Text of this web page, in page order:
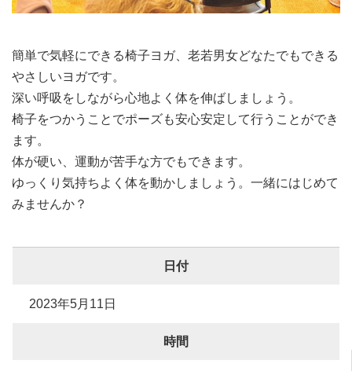
簡単で気軽にできる椅子ヨガ、老若男女どなたでもできる
やさしいヨガです。
深い呼吸をしながら心地よく体を伸ばしましょう。
椅子をつかうことでポーズも安心安定して行うことができ
ます。
体が硬い、運動が苦手な方でもできます。
ゆっくり気持ちよく体を動かしましょう。一緒にはじめて
みませんか？
日付
2023年5月11日
時間